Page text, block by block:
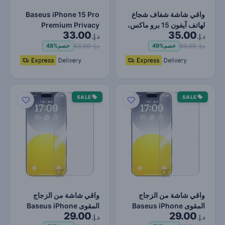
واقي شاشة شفاف شجاع
لهاتف آيفون 15 برو ماكس،
حماية من الصدمات وا…
د.إ.35.00
د.إ. 69.00 خصم49%
Baseus iPhone 15 Pro
Premium Privacy
شاشة من…
د.إ.33.00
د.إ. 63.00 خصم48%
SALE
واقي شاشة من الزجاج
المقوى Baseus iPhone
15 Pro Premium Clear
د.إ.29.00
SALE
واقي شاشة من الزجاج
المقوى Baseus iPhone
15 Pro Max Premium
د.إ.29.00